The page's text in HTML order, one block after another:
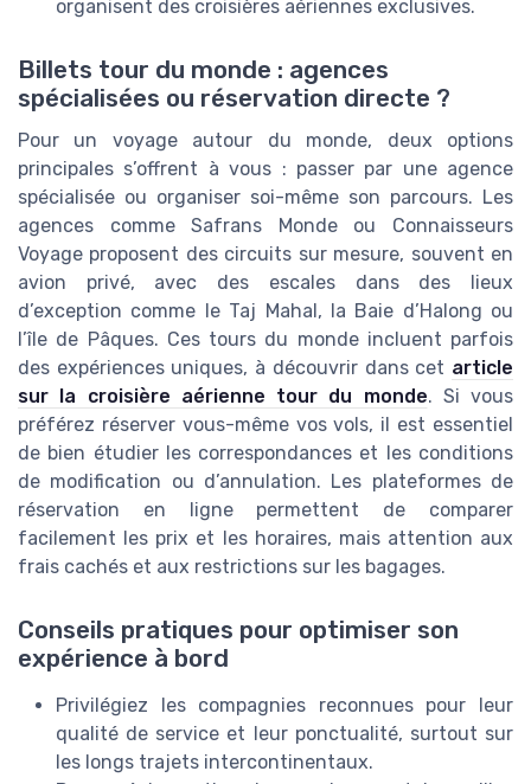
organisent des croisières aériennes exclusives.
Billets tour du monde : agences
spécialisées ou réservation directe ?
Pour un voyage autour du monde, deux options
principales s’offrent à vous : passer par une agence
spécialisée ou organiser soi-même son parcours. Les
agences comme Safrans Monde ou Connaisseurs
Voyage proposent des circuits sur mesure, souvent en
avion privé, avec des escales dans des lieux
d’exception comme le Taj Mahal, la Baie d’Halong ou
l’île de Pâques. Ces tours du monde incluent parfois
des expériences uniques, à découvrir dans cet article
sur la croisière aérienne tour du monde. Si vous
préférez réserver vous-même vos vols, il est essentiel
de bien étudier les correspondances et les conditions
de modification ou d’annulation. Les plateformes de
réservation en ligne permettent de comparer
facilement les prix et les horaires, mais attention aux
frais cachés et aux restrictions sur les bagages.
Conseils pratiques pour optimiser son
expérience à bord
Privilégiez les compagnies reconnues pour leur
qualité de service et leur ponctualité, surtout sur
les longs trajets intercontinentaux.